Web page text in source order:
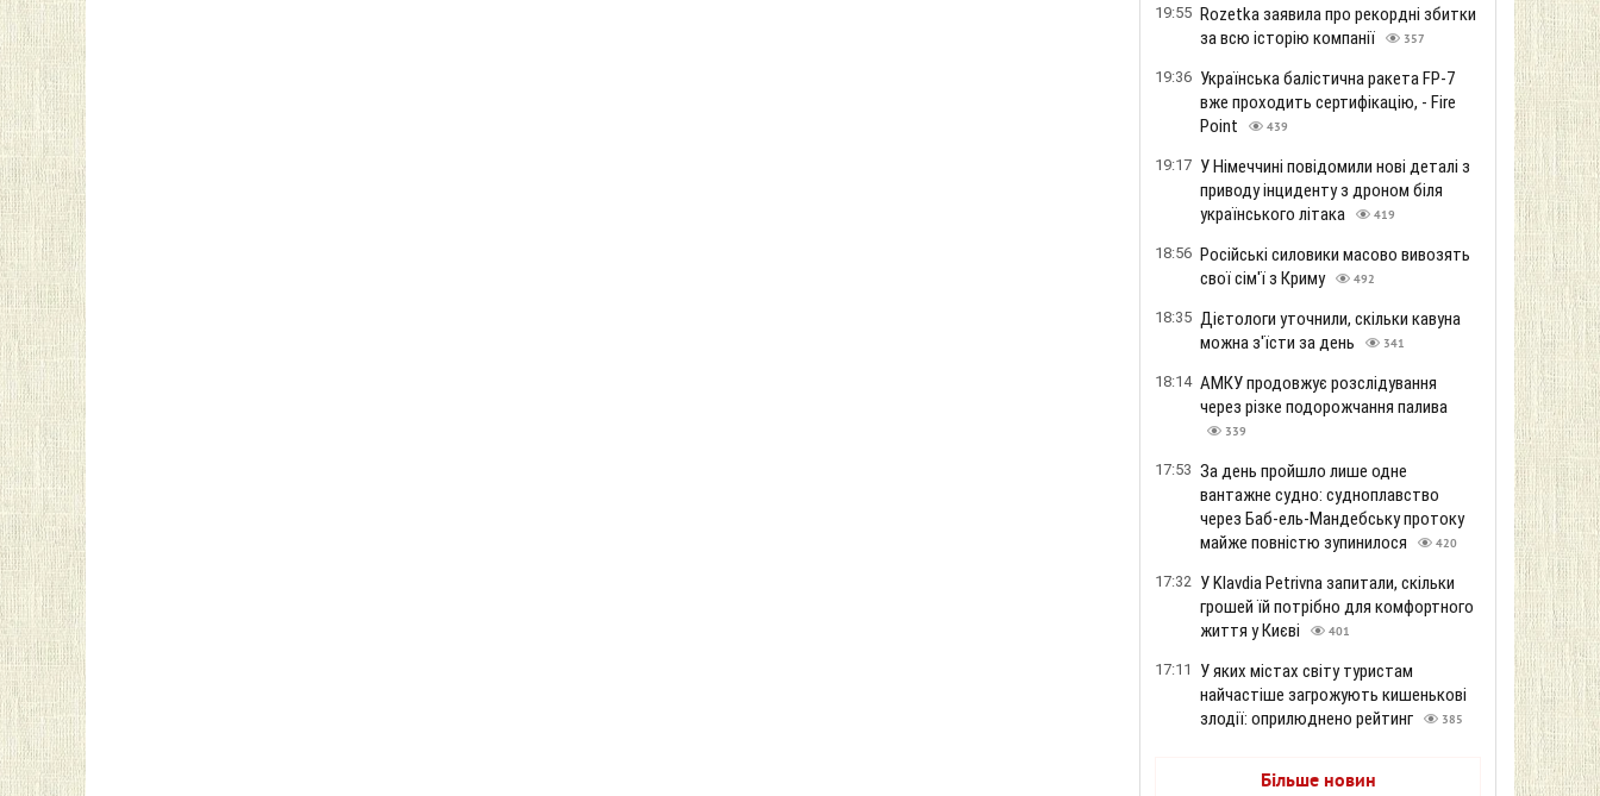
19:55 Rozetka заявила про рекордні збитки
за всю історію компанії
357
19:36 Українська балістична ракета FP-7
вже проходить сертифікацію, - Fire
Point
439
19:17 У Німеччині повідомили нові деталі з
приводу інциденту з дроном біля
українського літака
419
18:56 Російські силовики масово вивозять
свої сім'ї з Криму
492
18:35 Дієтологи уточнили, скільки кавуна
можна з'їсти за день
341
18:14 АМКУ продовжує розслідування
через різке подорожчання палива
339
17:53 За день пройшло лише одне
вантажне судно: судноплавство
через Баб-ель-Мандебську протоку
майже повністю зупинилося
420
17:32 У Klavdia Petrivna запитали, скільки
грошей їй потрібно для комфортного
життя у Києві
401
17:11
У яких містах світу туристам
найчастіше загрожують кишенькові
злодії: оприлюднено рейтинг
385
Більше новин